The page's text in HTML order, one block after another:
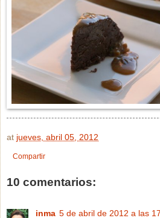
at jueves, abril 05, 2012
Compartir
10 comentarios:
inma 5 de abril de 2012 a las